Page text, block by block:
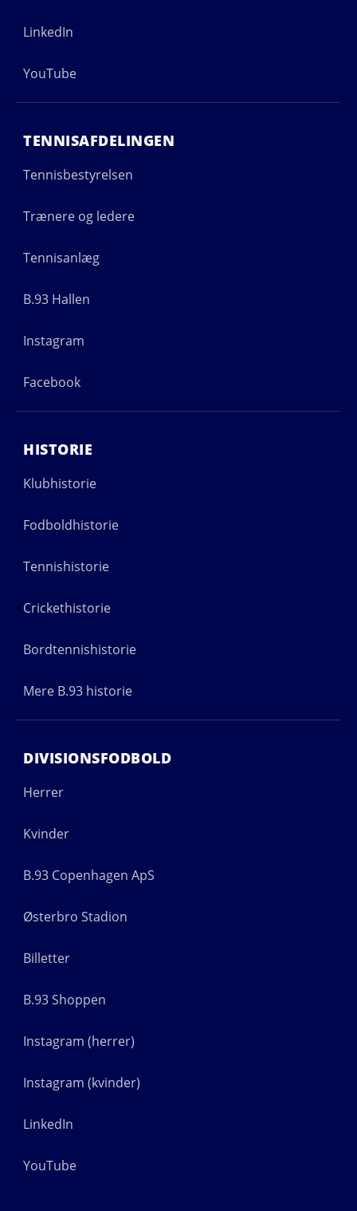
LinkedIn
YouTube
TENNISAFDELINGEN
Tennisbestyrelsen
Trænere og ledere
Tennisanlæg
B.93 Hallen
Instagram
Facebook
HISTORIE
Klubhistorie
Fodboldhistorie
Tennishistorie
Crickethistorie
Bordtennishistorie
Mere B.93 historie
DIVISIONSFODBOLD
Herrer
Kvinder
B.93 Copenhagen ApS
Østerbro Stadion
Billetter
B.93 Shoppen
Instagram (herrer)
Instagram (kvinder)
LinkedIn
YouTube